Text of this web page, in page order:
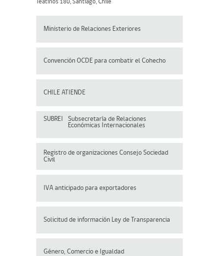
Teatinos 180, Santiago, Chile
Ministerio de Relaciones Exteriores
Convención OCDE para combatir el Cohecho
CHILE ATIENDE
SUBREI
Subsecretaría de Relaciones
Económicas Internacionales
Registro de organizaciones Consejo Sociedad
Civil
IVA anticipado para exportadores
Solicitud de información Ley de Transparencia
Género, Comercio e Igualdad